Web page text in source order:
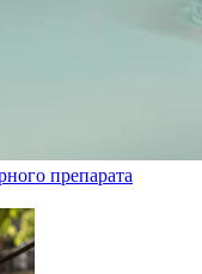
препарата